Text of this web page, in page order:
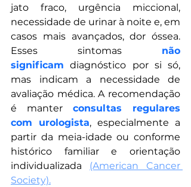
jato fraco, urgência miccional,
necessidade de urinar à noite e, em
casos mais avançados, dor óssea.
Esses sintomas não
significam diagnóstico por si só,
mas indicam a necessidade de
avaliação médica. A recomendação
é manter consultas regulares
com urologista, especialmente a
partir da meia-idade ou conforme
histórico familiar e orientação
individualizada (American Cancer
Society).